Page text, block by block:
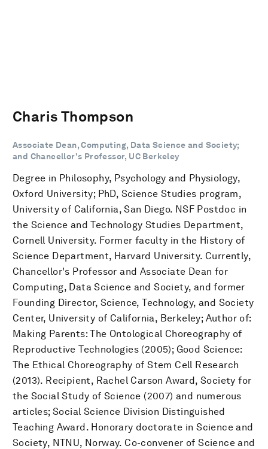
Charis Thompson
Associate Dean, Computing, Data Science and Society;
and Chancellor's Professor, UC Berkeley
Degree in Philosophy, Psychology and Physiology,
Oxford University; PhD, Science Studies program,
University of California, San Diego. NSF Postdoc in
the Science and Technology Studies Department,
Cornell University. Former faculty in the History of
Science Department, Harvard University. Currently,
Chancellor's Professor and Associate Dean for
Computing, Data Science and Society, and former
Founding Director, Science, Technology, and Society
Center, University of California, Berkeley; Author of:
Making Parents: The Ontological Choreography of
Reproductive Technologies (2005); Good Science:
The Ethical Choreography of Stem Cell Research
(2013). Recipient, Rachel Carson Award, Society for
the Social Study of Science (2007) and numerous
articles; Social Science Division Distinguished
Teaching Award. Honorary doctorate in Science and
Society, NTNU, Norway. Co-convener of Science and